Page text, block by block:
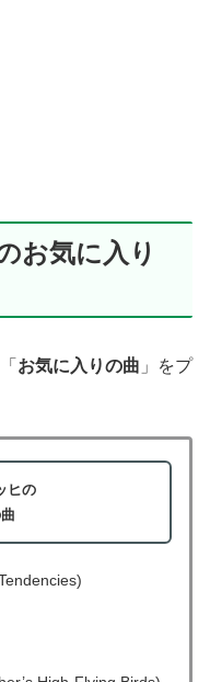
お気に入り
お気に入りの曲 」をプ
ヒの